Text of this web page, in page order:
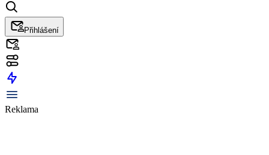
Přihlášení
Reklama